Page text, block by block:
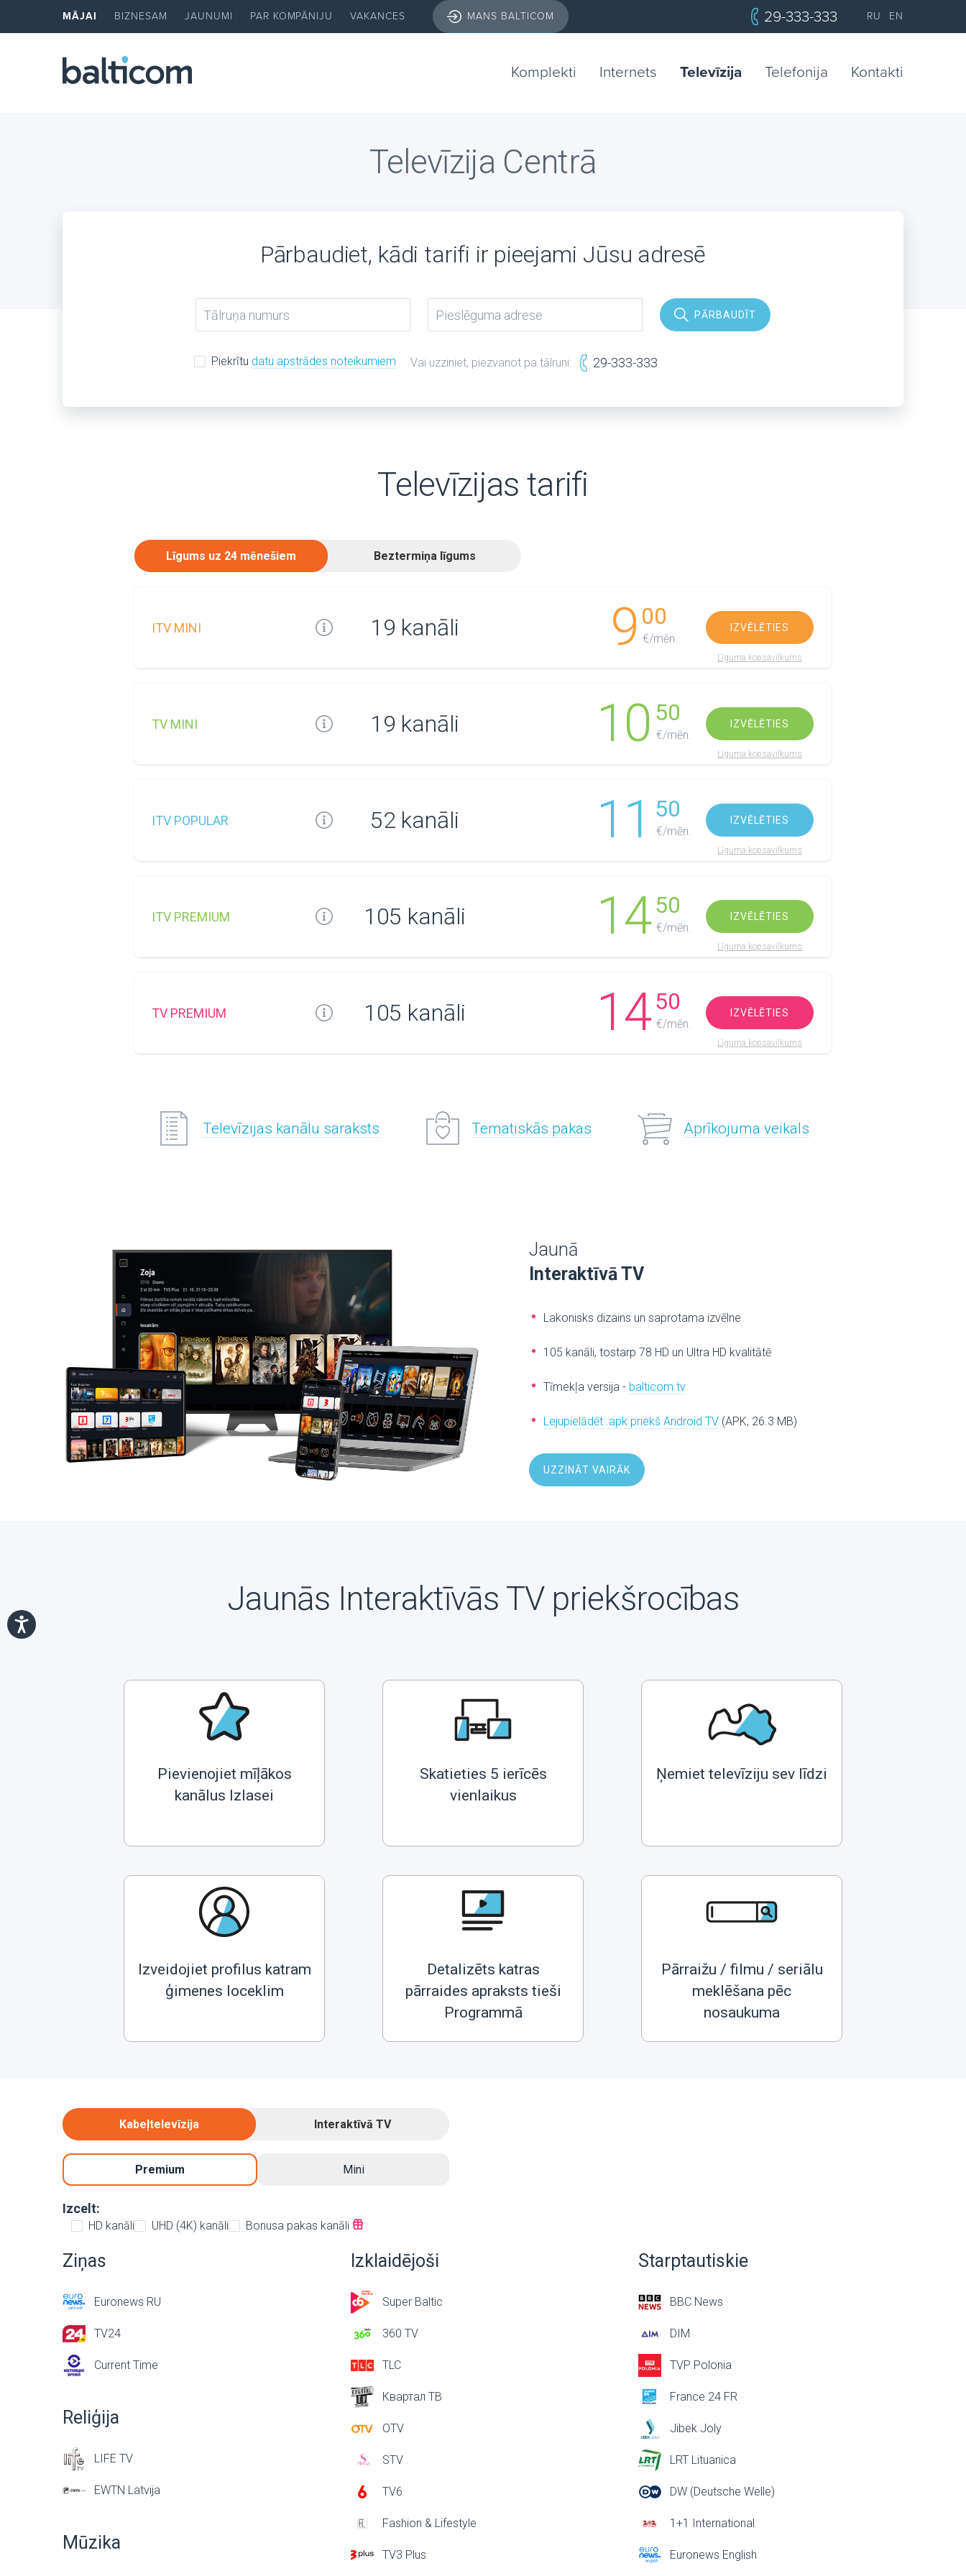
MĀJAI BIZNESAM JAUNUMI PAR KOMPĀNIJU VAKANCES MANS BALTICOM 29-333-333 RU EN
Komplekti Internets Televīzija Telefonija Kontakti
Televīzija Centrā
Pārbaudiet, kādi tarifi ir pieejami Jūsu adresē
PĀRBAUDĪT
Piekrītu datu apstrādes noteikumiem Vai uzziniet, piezvanot pa tālruni: 29-333-333
Televīzijas tarifi
Līgums uz 24 mēnešiem Beztermiņa līgums
ITV MINI 19 kanāli 9 00
€/mēn.
IZVĒLĒTIES
Līguma kopsavilkums
TV MINI 19 kanāli 10 50
€/mēn.
IZVĒLĒTIES
Līguma kopsavilkums
ITV POPULAR 52 kanāli 11 50
€/mēn.
IZVĒLĒTIES
Līguma kopsavilkums
ITV PREMIUM 105 kanāli 1450
€/mēn.
IZVĒLĒTIES
Līguma kopsavilkums
TV PREMIUM 105 kanāli 1450
€/mēn.
IZVĒLĒTIES
Līguma kopsavilkums
Televīzijas kanālu saraksts Tematiskās pakas Aprīkojuma veikals
Jaunā
Interaktīvā TV
Lakonisks dizains un saprotama izvēlne
105 kanāli, tostarp 78 HD un Ultra HD kvalitātē
Tīmekļa versija - balticom.tv
Lejupielādēt .apk priekš Android TV (APK, 26.3 MB)
UZZINĀT VAIRĀK
Jaunās Interaktīvās TV priekšrocības
Pievienojiet mīļākos
kanālus Izlasei
Skatieties 5 ierīcēs
vienlaikus
Ņemiet televīziju sev līdzi
Izveidojiet profilus katram
ģimenes loceklim
Detalizēts katras
pārraides apraksts tieši
Programmā
Pārraižu / filmu / seriālu
meklēšana pēc
nosaukuma
Kabeļtelevīzija Interaktīvā TV
Premium Mini
Izcelt:
HD kanāli UHD (4K) kanāli Bonusa pakas kanāli
Ziņas
Euronews RU
TV24
Current Time
Reliģija
LIFE TV
EWTN Latvija
Mūzika
Izklaidējoši
Super Baltic
360 TV
TLC
Квартал ТВ
OTV
STV
TV6
Fashion & Lifestyle
TV3 Plus
Starptautiskie
BBC News
DIM
TVP Polonia
France 24 FR
Jibek Joly
LRT Lituanica
DW (Deutsche Welle)
1+1 International
Euronews English